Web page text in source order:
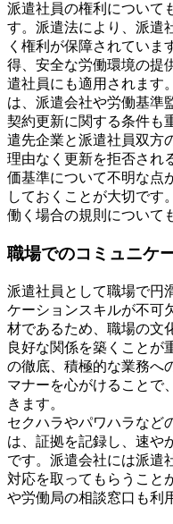
派遣社員の権利について
す。派遣法により、派遣
く権利が保障されていま
得、安全な労働環境の提
遣社員にも適用されます
は、派遣会社や労働基準
契約更新に関する条件も
遣先企業と派遣社員双方
理由なく更新を拒否され
価基準について不明な点
しておくことが大切です
働く場合の規則について
職場でのコミュニケ
派遣社員として職場で円
ケーションスキルが不可
材であるため、職場の文
良好な関係を築くことが
の徹底、積極的な業務へ
マナーを心がけることで
きます。
セクハラやパワハラなど
は、証拠を記録し、速や
です。派遣会社には派遣
対応を取ってもらうこと
や労働局の相談窓口も利